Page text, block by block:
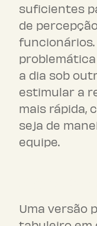
suficientes
de
funcionários.
a dia sob
estimular a
mais rápida,
seja de
equipe.
Uma versão